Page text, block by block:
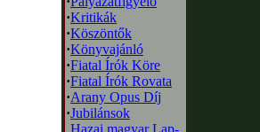
·Kritikák
·Köszöntők
·Könyvajánló
·Fiatal Írók Köre
·Fiatal Írók Rovata
·Arany Opus Díj
·Jubilánsok
Hazai magyar Lap-